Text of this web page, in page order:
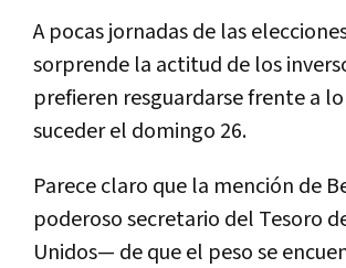
A pocas jornadas de las
sorprende la actitud de los
prefieren resguardarse frente a
suceder el domingo 26.
Parece claro que la mención de
poderoso secretario del Tesoro
Unidos— de que el peso se